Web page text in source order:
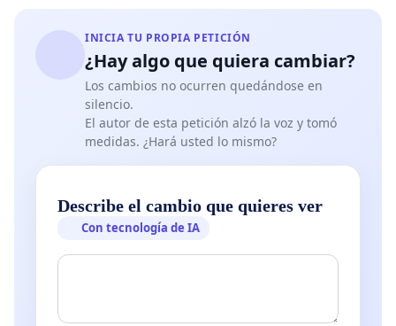
remoción de la prohibición de salida del país sin otras
garantías procesales.
.- Exigimos a
la Inspectoría General de los Tribunales una inspección
para evaluar las actuaciones u omisiones de
este ciudadano y las autoridades judiciales
la dilación del proceso penal.
Requerimos de la Defensora del Pueblo Gabriela del
INICIA TU PROPIA PETICIÓN
¿Hay algo que quiera cambiar?
Los cambios no ocurren quedándose en
silencio.
El autor de esta petición alzó la voz y tomó
medidas. ¿Hará usted lo mismo?
Describe el cambio que quieres ver
Con tecnología de IA